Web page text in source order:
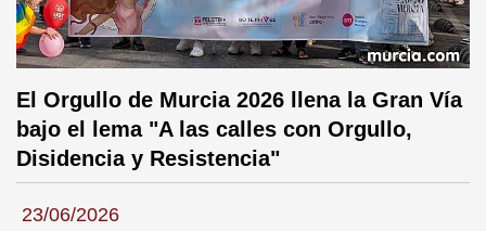
El Orgullo de Murcia 2026 llena la Gran Vía
bajo el lema "A las calles con Orgullo,
Disidencia y Resistencia"
23/06/2026